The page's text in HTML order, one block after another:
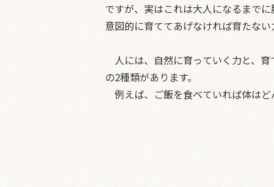
ですが、実はこれは大人になるまでに
意図的に育ててあげなければ育たない
人には、自然に育っていく力と、
の2種類があります。
例えば、ご飯を食べていれば体は